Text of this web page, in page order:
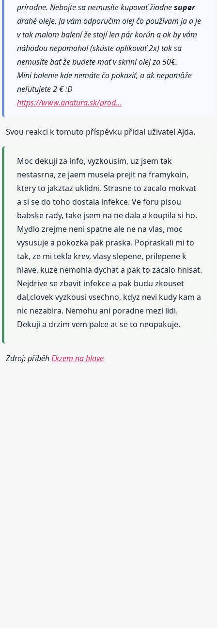
prírodne. Nebojte sa nemusíte kupovať žiadnesuper
drahé oleje. Ja vám odporučim olej čo používam ja a je
v tak malom balení že stojí len pár korún a ak by vám
náhodou nepomohol (skúste aplikovať 2x) tak sa
nemusíte bať že budete mať v skrini olej za 50€.
Mini balenie kde nemáte čo pokaziť, a ak nepomôže
neľutujete 2 € :D
https://www.anatura.sk/prod…
Svou reakci k tomuto příspěvku přidal uživatel Ajda.
Moc dekuji za info, vyzkousim, uz jsem tak
nestasrna, ze jaem musela prejit na framykoin,
ktery to jakztaz uklidni. Strasne to zacalo mokvat
a si se do toho dostala infekce. Ve foru pisou
babske rady, take jsem na ne dala a koupila si ho.
Mydlo zrejme neni spatne ale ne na vlas, moc
vysusuje a pokozka pak praska. Popraskali mi to
tak, ze mi tekla krev, vlasy slepene, prilepene k
hlave, kuze nemohla dychat a pak to zacalo hnisat.
Nejdrive se zbavit infekce a pak budu zkouset
dal,clovek vyzkousi vsechno, kdyz nevi kudy kam a
nic nezabira. Nemohu ani poradne mezi lidi.
Dekuji a drzim vem palce at se to neopakuje.
Zdroj: příběhEkzem na hlave